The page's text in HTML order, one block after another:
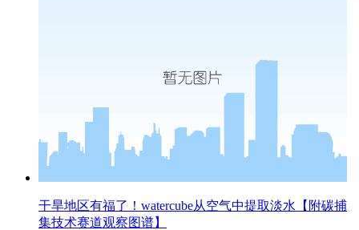
干旱地区有福了！watercube从空气中提取淡水【附碳捕
集技术赛道观察图谱】